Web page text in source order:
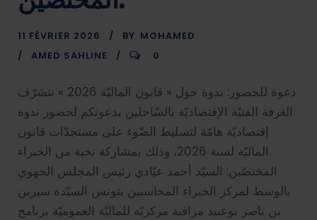
11 FÉVRIER 2026 BY MOHAMED
AMED SAHLINE
0
دعوة للحضور: ندوة حول « قانون الماليّة 2026 » تتشرّف
الغرفة الفتيّة الإقتصاديّة بالسّاحلين بدعوتكم لحضور ندوة
إقتصاديّة هامّة لتسليط الضّوء على مستجدّات قانون
الماليّة لسنة 2026، وذلك بمشاركة نخبة من الخبراء
المختصّين: السيّد أحمد عيّادي رئيس المجلس الجهوي
بالوسط لمركز الخبراء المحاسبين بتونس السيّدة سيرين
بن ناصر بوعبيد مراقبة مركزيّة للماليّة العموميّة برنامج